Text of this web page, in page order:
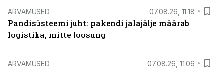
ARVAMUSED 07.08.26, 11:18
Pandisüsteemi juht: pakendi jalajälje määrab
logistika, mitte loosung
ARVAMUSED 07.08.26, 11:06